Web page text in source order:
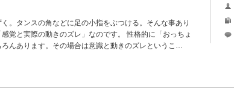
。タンスの角などに足の小指をぶつける。そんな事あり
覚と実際の動きのズレ」なのです。 性格的に「おっちょ
んあります。その場合は意識と動きのズレというこ…